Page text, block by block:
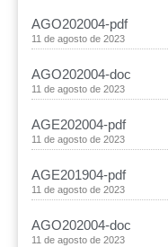
AGO202004-pdf
11 de agosto de 2023
AGO202004-doc
11 de agosto de 2023
AGE202004-pdf
11 de agosto de 2023
AGE201904-pdf
11 de agosto de 2023
AGO202004-doc
11 de agosto de 2023